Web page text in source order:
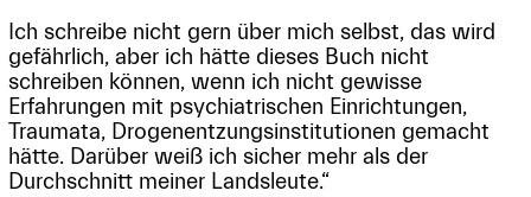
Ich schreibe nicht gern über mich selbst, das wird
gefährlich, aber ich hätte dieses Buch nicht
schreiben können, wenn ich nicht gewisse
Erfahrungen mit psychiatrischen Einrichtungen,
Traumata, Drogenentzungsinstitutionen gemacht
hätte. Darüber weiß ich sicher mehr als der
Durchschnitt meiner Landsleute.“